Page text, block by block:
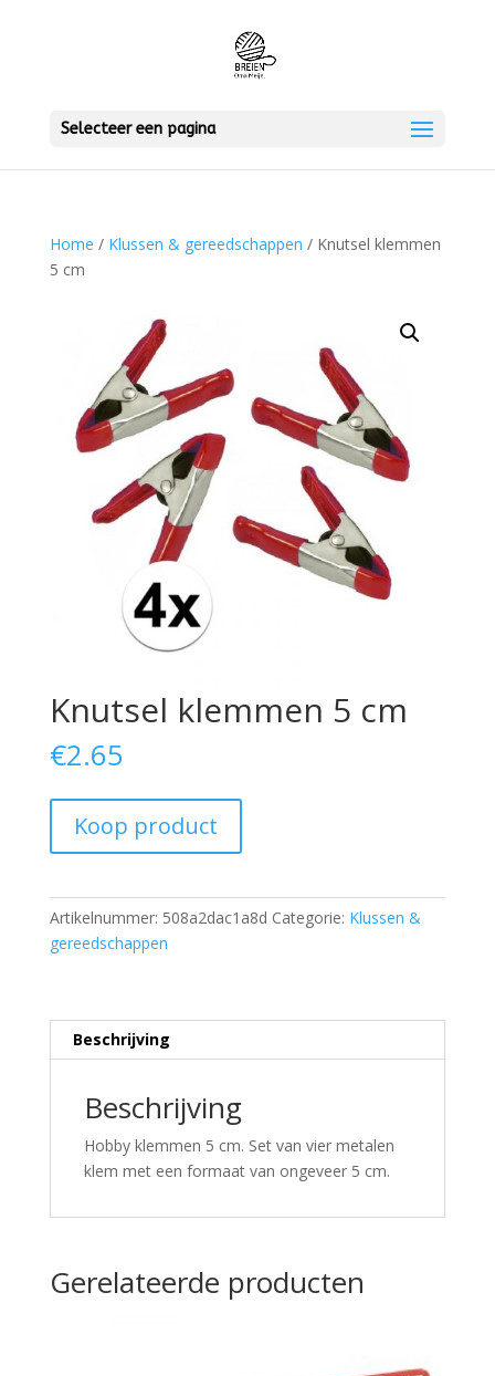
Selecteer een pagina
Home / Klussen & gereedschappen / Knutsel klemmen
5 cm
Knutsel klemmen 5 cm
€2.65
Koop product
Artikelnummer: 508a2dac1a8d Categorie: Klussen &
gereedschappen
Beschrijving
Beschrijving
Hobby klemmen 5 cm. Set van vier metalen
klem met een formaat van ongeveer 5 cm.
Gerelateerde producten